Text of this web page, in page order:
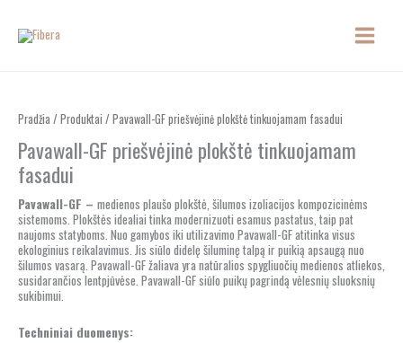
turinio
Pradžia / Produktai / Pavawall-GF priešvėjinė plokštė tinkuojamam fasadui
Pavawall-GF priešvėjinė plokštė tinkuojamam
fasadui
Pavawall-GF – medienos plaušo plokštė, šilumos izoliacijos kompozicinėms
sistemoms. Plokštės idealiai tinka modernizuoti esamus pastatus, taip pat
naujoms statyboms. Nuo gamybos iki utilizavimo Pavawall-GF atitinka visus
ekologinius reikalavimus. Jis siūlo didelę šiluminę talpą ir puikią apsaugą nuo
šilumos vasarą. Pavawall-GF žaliava yra natūralios spygliuočių medienos atliekos,
susidarančios lentpjūvėse. Pavawall-GF siūlo puikų pagrindą vėlesnių sluoksnių
sukibimui.
Techniniai duomenys: